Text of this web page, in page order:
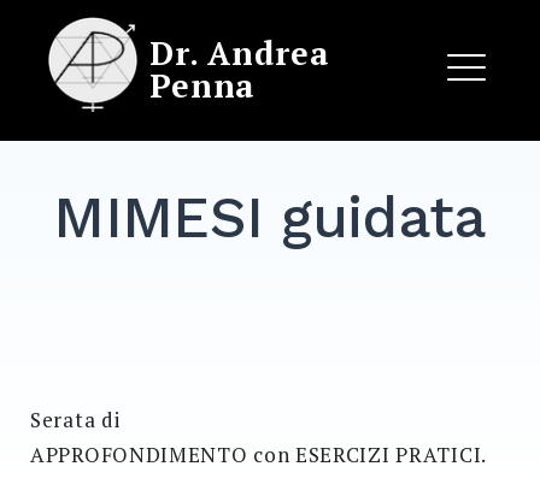
content
Dr. Andrea
Penna
EXPAND
MIMESI guidata
Serata di
APPROFONDIMENTO con ESERCIZI PRATICI.